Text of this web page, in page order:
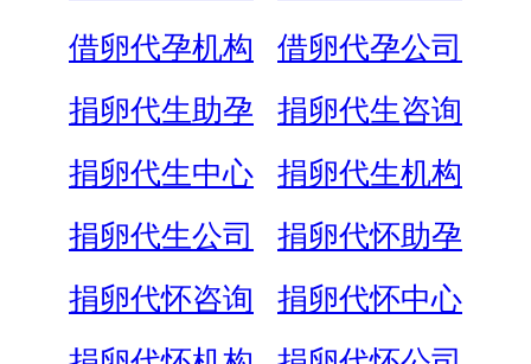
借卵代孕机构
借卵代孕公司
捐卵代生助孕
捐卵代生咨询
捐卵代生中心
捐卵代生机构
捐卵代生公司
捐卵代怀助孕
捐卵代怀咨询
捐卵代怀中心